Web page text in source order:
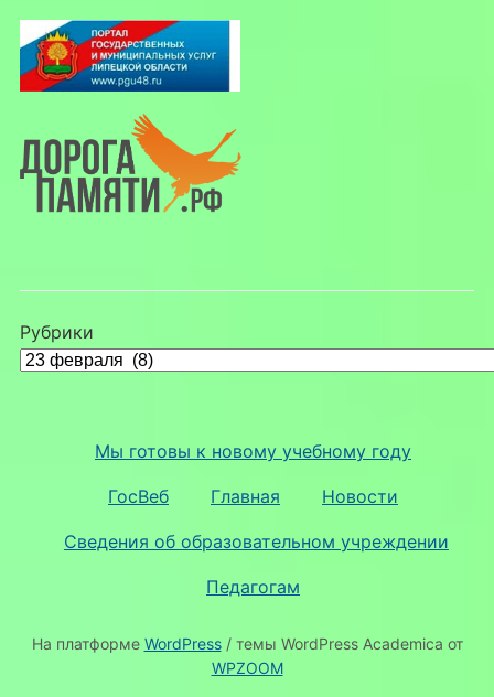
Рубрики
Мы готовы к новому учебному году
ГосВеб Главная Новости
Сведения об образовательном учреждении
Педагогам
На платформе WordPress/ темы WordPress Academica от
WPZOOM